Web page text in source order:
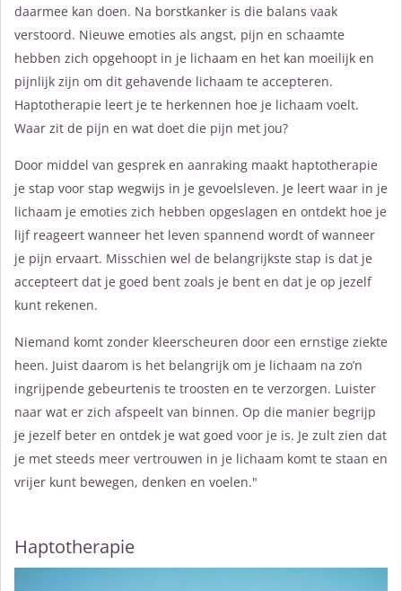
daarmee kan doen. Na borstkanker is die balans vaak
verstoord. Nieuwe emoties als angst, pijn en schaamte
hebben zich opgehoopt in je lichaam en het kan moeilijk en
pijnlijk zijn om dit gehavende lichaam te accepteren.
Haptotherapie leert je te herkennen hoe je lichaam voelt.
Waar zit de pijn en wat doet die pijn met jou?
Door middel van gesprek en aanraking maakt haptotherapie
je stap voor stap wegwijs in je gevoelsleven. Je leert waar in je
lichaam je emoties zich hebben opgeslagen en ontdekt hoe je
lijf reageert wanneer het leven spannend wordt of wanneer
je pijn ervaart. Misschien wel de belangrijkste stap is dat je
accepteert dat je goed bent zoals je bent en dat je op jezelf
kunt rekenen.
Niemand komt zonder kleerscheuren door een ernstige ziekte
heen. Juist daarom is het belangrijk om je lichaam na zo’n
ingrijpende gebeur­tenis te troosten en te verzorgen. Luister
naar wat er zich afspeelt van binnen. Op die manier begrijp
je jezelf beter en ontdek je wat goed voor je is. Je zult zien dat
je met steeds meer vertrouwen in je lichaam komt te staan en
vrijer kunt bewegen, denken en voelen."
Haptotherapie